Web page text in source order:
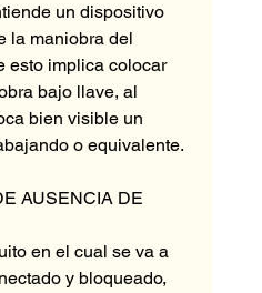
un dispositivo
la maniobra del
esto implica colocar
bajo llave, al
bien visible un
o equivalente.
AUSENCIA DE
en el cual se va a
y bloqueado,